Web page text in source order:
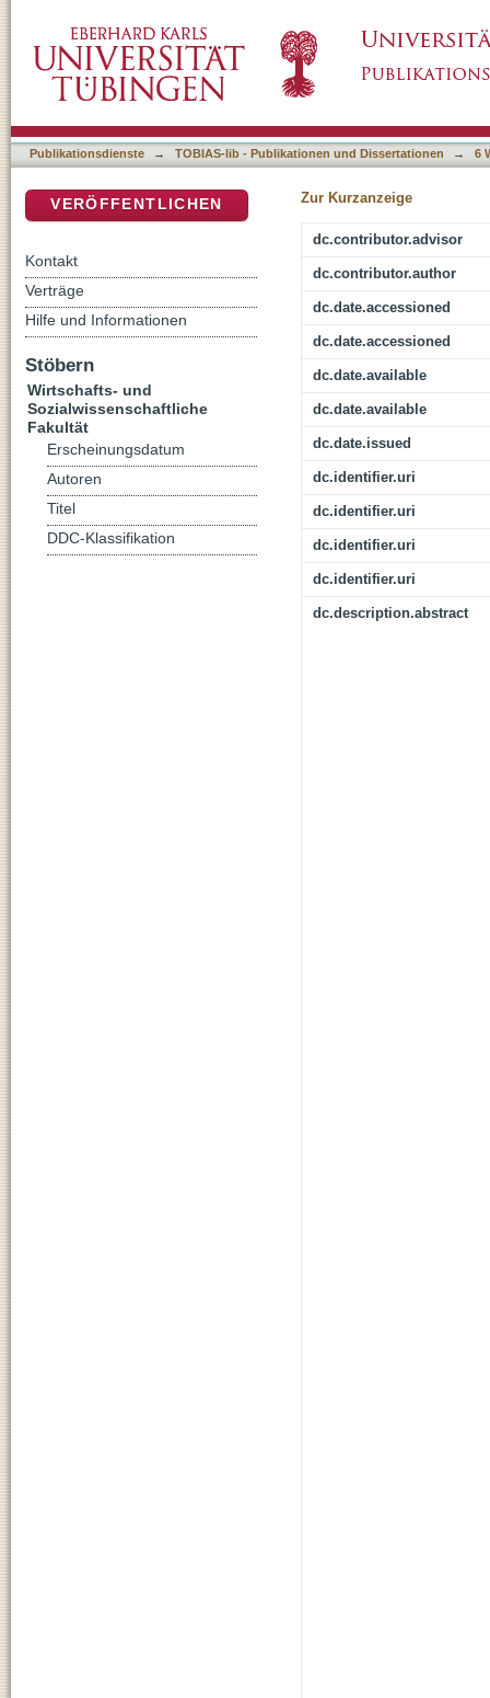
institutional relationship during the
known as Washington Consensus
Publikationsdienste → TOBIAS-lib - Publikationen und Dissertationen → 6
Zur Kurzanzeige
dc.contributor.advisor
dc.contributor.author
dc.date.accessioned
dc.date.accessioned
dc.date.available
dc.date.available
dc.date.issued
dc.identifier.uri
dc.identifier.uri
dc.identifier.uri
dc.identifier.uri
dc.description.abstract
VERÖFFENTLICHEN
Kontakt
Verträge
Hilfe und Informationen
Stöbern
Wirtschafts- und
Sozialwissenschaftliche
Fakultät
Erscheinungsdatum
Autoren
Titel
DDC-Klassifikation